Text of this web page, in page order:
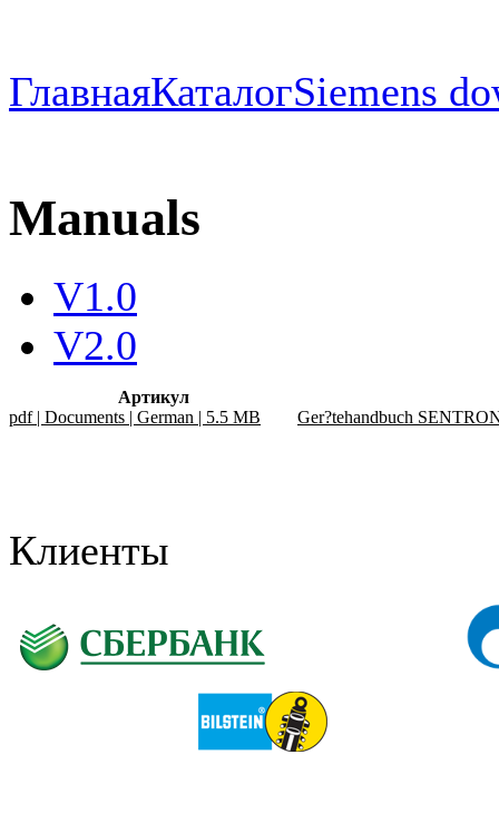
ГлавнаяКаталогSiemens
Manuals
V1.0
V2.0
Артикул
pdf | Documents | German | 5.5 MB
Ger?tehandbuch
Клиенты